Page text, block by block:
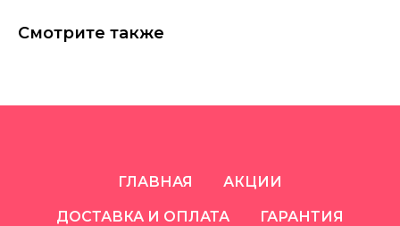
Смотрите также
ГЛАВНАЯ АКЦИИ
ДОСТАВКА И ОПЛАТА ГАРАНТИЯ